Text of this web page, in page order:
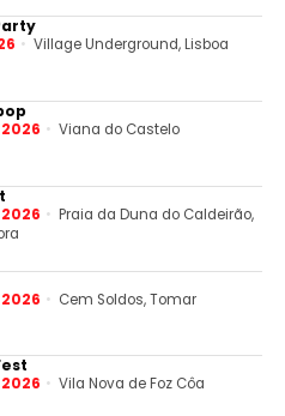
Village Underground, Lisboa
Viana do Castelo
Praia da Duna do Caldeirão,
Cem Soldos, Tomar
Vila Nova de Foz Côa